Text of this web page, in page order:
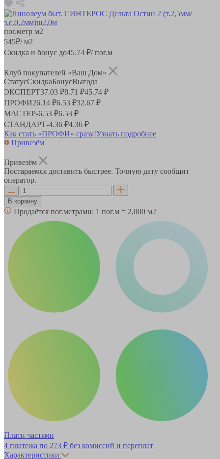
пог.метр м2
545₽/ м2
Скидка и бонус до45.74 ₽/ пог.м
Клуб покупателей «Ваш Дом»
СтатусСкидкаБонусВыгода
ЭКСПЕРТ37.03 ₽8.71 ₽45.74 ₽
ПРОФИ26.14 ₽6.53 ₽32.67 ₽
МАСТЕР-6.53 ₽6.53 ₽
СТАНДАРТ-4.36 ₽4.36 ₽
Как стать «ПРОФИ» сразу!Узнать подробнее
Привезём
Привезём
Постараемся доставить быстрее. Точную дату сообщит
оператор.
В корзину
Продаётся пог.метрами: 1 пог.м = 2,000 м2
Плати частями
4 платежа по 273 ₽ без комиссий и переплат
Характеристики